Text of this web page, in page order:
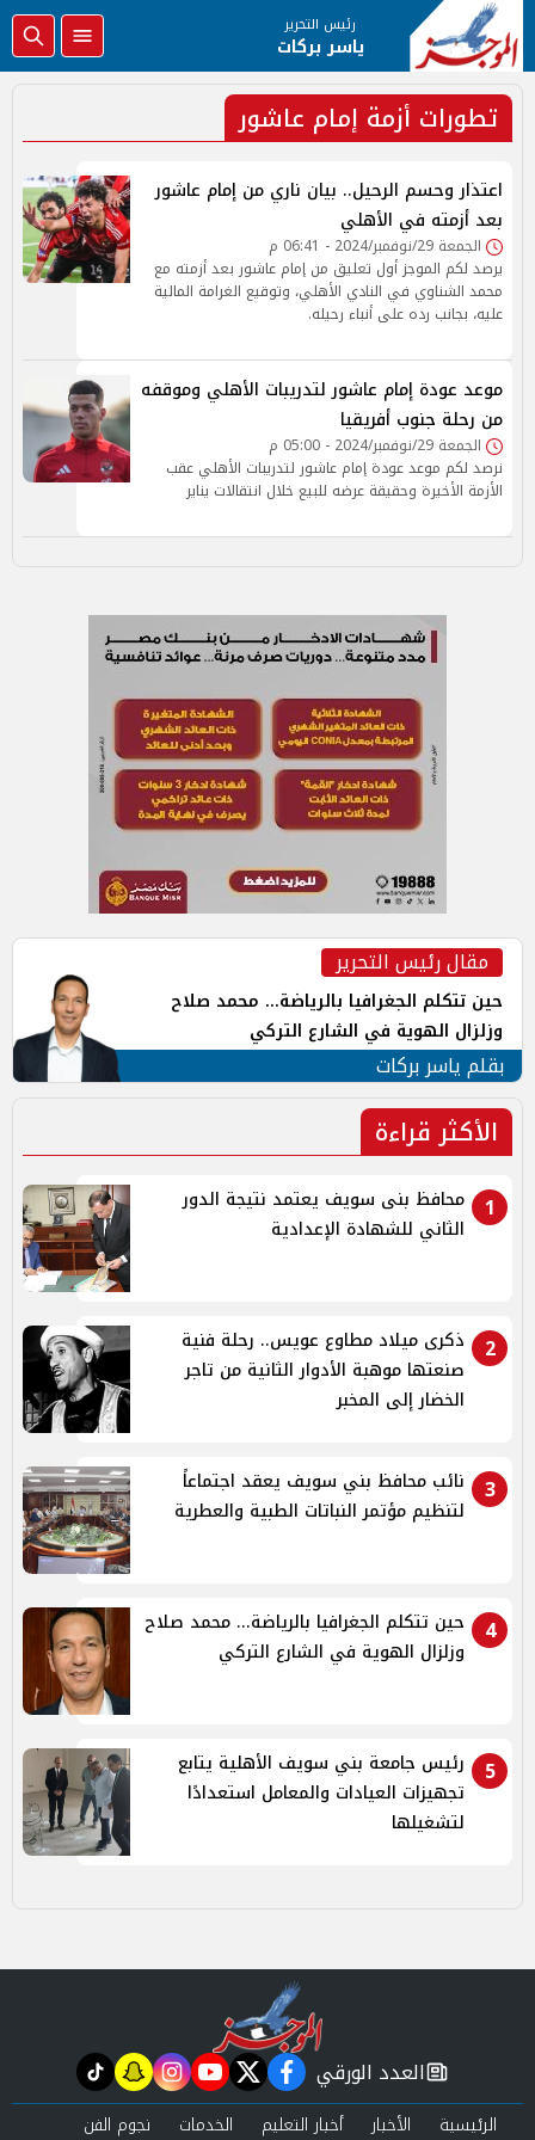
رئيس التحرير
ياسر بركات
تطورات أزمة إمام عاشور
اعتذار وحسم الرحيل.. بيان ناري من إمام عاشور
بعد أزمته في الأهلي
الجمعة 29/نوفمبر/2024 - 06:41 م
يرصد لكم الموجز أول تعليق من إمام عاشور بعد أزمته مع
محمد الشناوي في النادي الأهلي، وتوقيع الغرامة المالية
عليه، بجانب رده على أنباء رحيله.
موعد عودة إمام عاشور لتدريبات الأهلي وموقفه
من رحلة جنوب أفريقيا
الجمعة 29/نوفمبر/2024 - 05:00 م
نرصد لكم موعد عودة إمام عاشور لتدريبات الأهلي عقب
الأزمة الأخيرة وحقيقة عرضه للبيع خلال انتقالات يناير
مقال رئيس التحرير
حين تتكلم الجغرافيا بالرياضة... محمد صلاح
وزلزال الهوية في الشارع التركي
بقلم ياسر بركات
الأكثر قراءة
1
محافظ بنى سويف يعتمد نتيجة الدور
الثاني للشهادة الإعدادية
2
ذكرى ميلاد مطاوع عويس.. رحلة فنية
صنعتها موهبة الأدوار الثانية من تاجر
الخضار إلى المخبر
3
نائب محافظ بني سويف يعقد اجتماعاً
لتنظيم مؤتمر النباتات الطبية والعطرية
4
حين تتكلم الجغرافيا بالرياضة... محمد صلاح
وزلزال الهوية في الشارع التركي
5
رئيس جامعة بني سويف الأهلية يتابع
تجهيزات العيادات والمعامل استعدادًا
لتشغيلها
newspaper
العدد الورقي facebook
twitter
youtube
instagram
snapchat
tiktok
الرئيسية الأخبار أخبار التعليم الخدمات نجوم الفن